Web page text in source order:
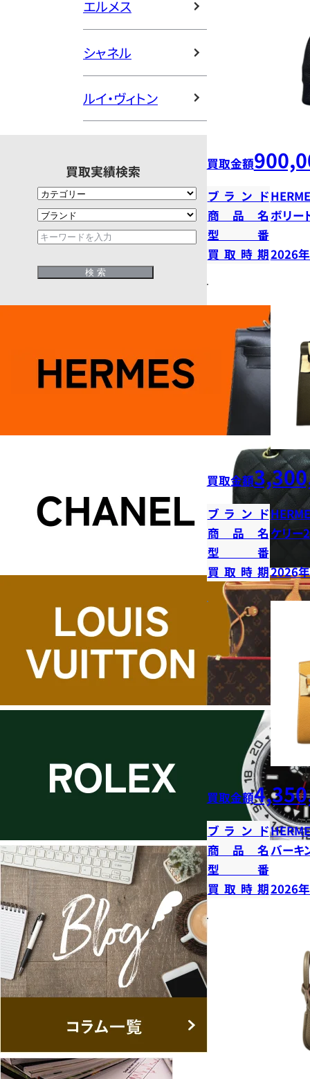
エルメス
シャネル
ルイ・ヴィトン
買取実績検索 買取金額
ブランド
商品名ボリー
型番
買取時期2026
買取金額
ブランド
商品名 ケリー
型番
買取時期2026
買取金額
ブランド
商品名 バーキ
型番
買取時期2026